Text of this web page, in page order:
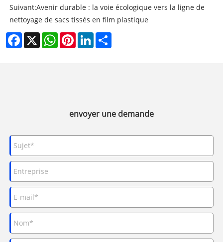
Suivant:Avenir durable : la voie écologique vers la ligne de
nettoyage de sacs tissés en film plastique
Facebook
X WhatsAppPinterestLinkedIn
envoyer une demande